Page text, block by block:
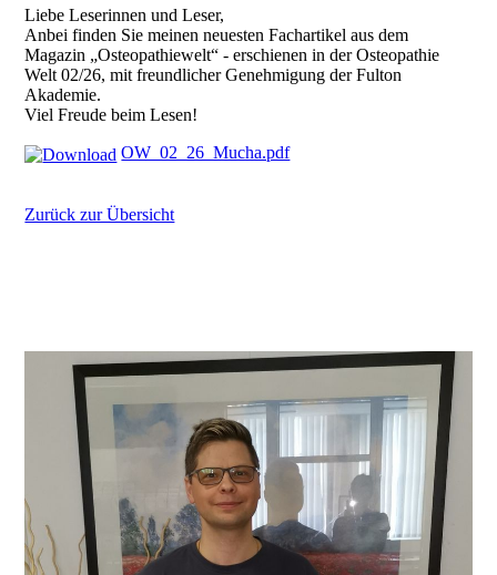
Liebe Leserinnen und Leser,
Anbei finden Sie meinen neuesten Fachartikel aus dem
Magazin „Osteopathiewelt“ - erschienen in der Osteopathie
Welt 02/26, mit freundlicher Genehmigung der Fulton
Akademie.
Viel Freude beim Lesen!
OW_02_26_Mucha.pdf
Zurück zur Übersicht